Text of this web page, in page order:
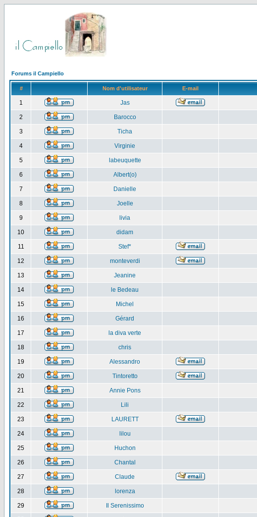
Forums il Campiello
# Nom d'utilisateur E-mail
1 Jas
2 Barocco
3 Ticha
4 Virginie
5 labeuquette
6 Albert(o)
7 Danielle
8 Joelle
9 livia
10 didam
11 Stef*
12 monteverdi
13 Jeanine
14 le Bedeau
15 Michel
16 Gérard
17 la diva verte
18 chris
19 Alessandro
20 Tintoretto
21 Annie Pons
22 Lili
23 LAURETT
24 lilou
25 Huchon
26 Chantal
27 Claude
28 lorenza
29 Il Serenissimo